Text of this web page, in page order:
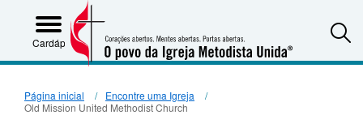
Cardápio
Página inicial
Encontre uma Igreja
Old Mission United Methodist Church